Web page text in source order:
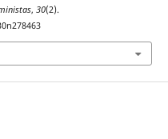
, 30(2).